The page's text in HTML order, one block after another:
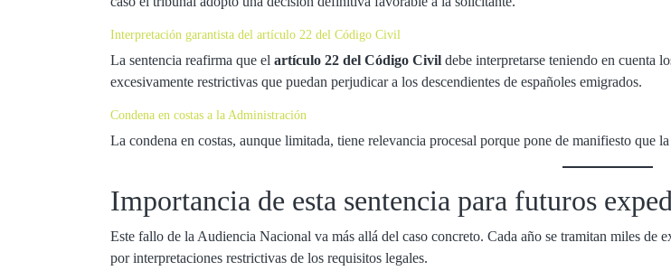
Interpretación garantista del artículo 22 del Código Civil
La sentencia reafirma que el artículo 22 del Código Civil debe interpretarse teniendo en cuenta
excesivamente restrictivas que puedan perjudicar a los descendientes de españoles emigrados.
Condena en costas a la Administración
La condena en costas, aunque limitada, tiene relevancia procesal porque pone de manifiesto que
Importancia de esta sentencia para futuros
Este fallo de la Audiencia Nacional va más allá del caso concreto. Cada año se tramitan miles de
por interpretaciones restrictivas de los requisitos legales.